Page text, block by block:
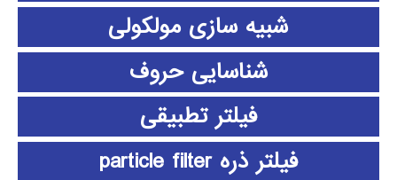
شبیه سازی مولکولی
شناسایی حروف
فیلتر تطبیقی
فیلتر ذره particle filter